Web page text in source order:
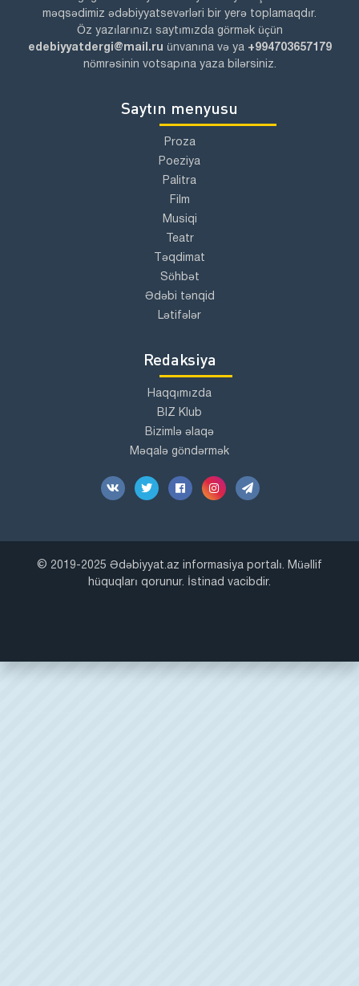
məqsədimiz ədəbiyyatsevərləri bir yerə toplamaqdır.
Öz yazılarınızı saytımızda görmək üçün
edebiyyatdergi@mail.ru ünvanına və ya +994703657179
nömrəsinin votsapına yaza bilərsiniz.
Saytın menyusu
Proza
Poeziya
Palitra
Film
Musiqi
Teatr
Təqdimat
Söhbət
Ədəbi tənqid
Lətifələr
Redaksiya
Haqqımızda
BIZ Klub
Bizimlə əlaqə
Məqalə göndərmək
© 2019-2025 Ədəbiyyat.az informasiya portalı. Müəllif
hüquqları qorunur. İstinad vacibdir.